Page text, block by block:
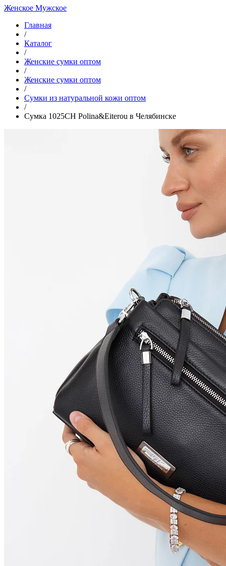
Женское Мужское
Главная
/
Каталог
/
Женские сумки оптом
/
Женские сумки оптом
/
Cумки из натуральной кожи оптом
/
Сумка 1025CH Polina&Eiterou в Челябинске